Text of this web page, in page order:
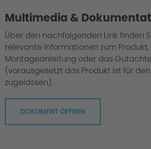
Multimedia &
Über den nachfolgenden Link finden
relevante Informationen zum Produkt,
Montageanleitung oder das
(vorausgesetzt das Produkt ist für
zugelassen).
DOKUMENT ÖFFNEN